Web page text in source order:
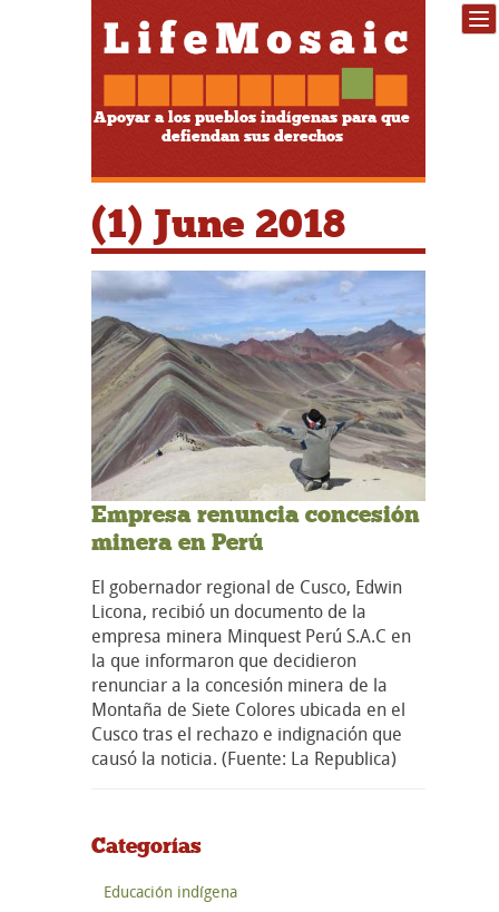
Apoyar a los pueblos indígenas para que
defiendan sus derechos
(1) June 2018
Empresa renuncia concesión
minera en Perú
El gobernador regional de Cusco, Edwin
Licona, recibió un documento de la
empresa minera Minquest Perú S.A.C en
la que informaron que decidieron
renunciar a la concesión minera de la
Montaña de Siete Colores ubicada en el
Cusco tras el rechazo e indignación que
causó la noticia. (Fuente: La Republica)
Categorías
Educación indígena